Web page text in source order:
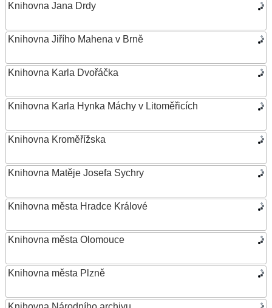
Knihovna Jana Drdy
Knihovna Jiřího Mahena v Brně
Knihovna Karla Dvořáčka
Knihovna Karla Hynka Máchy v Litoměřicích
Knihovna Kroměřížska
Knihovna Matěje Josefa Sychry
Knihovna města Hradce Králové
Knihovna města Olomouce
Knihovna města Plzně